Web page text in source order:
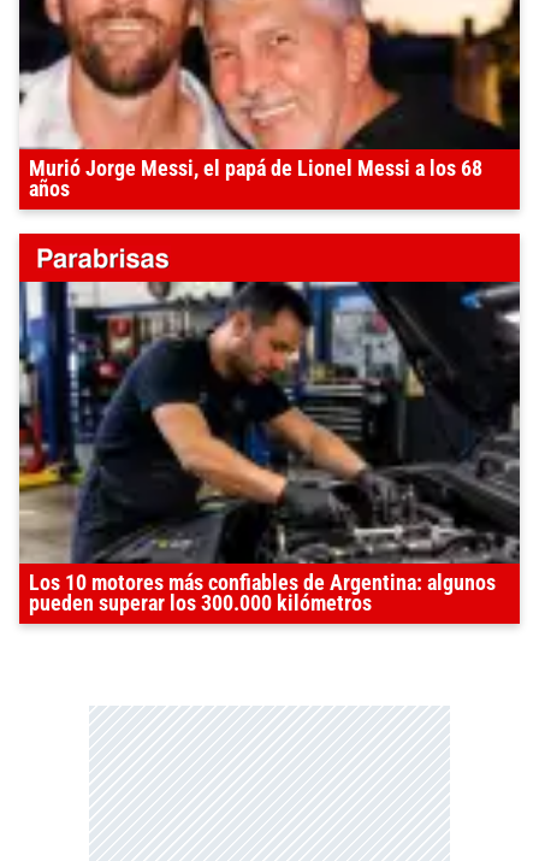
Murió Jorge Messi, el papá de Lionel Messi a los 68
años
Los 10 motores más confiables de Argentina: algunos
pueden superar los 300.000 kilómetros